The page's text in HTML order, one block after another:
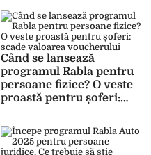
Când se lansează
programul Rabla pentru
persoane fizice? O veste
proastă pentru șoferi:
voucherului